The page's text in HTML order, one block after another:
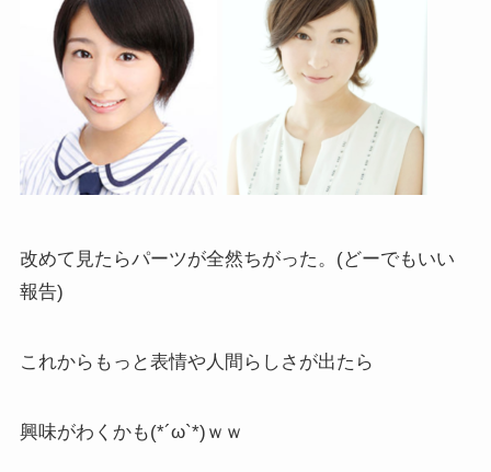
改めて見たらパーツが全然ちがった。(どーでもいい
報告)
これからもっと表情や人間らしさが出たら
興味がわくかも(*´ω`*)ｗｗ